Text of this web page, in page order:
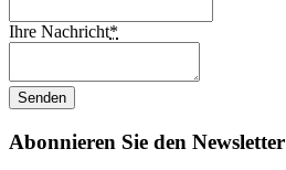
Ihre Nachricht*
Abonnieren Sie den Newsletter